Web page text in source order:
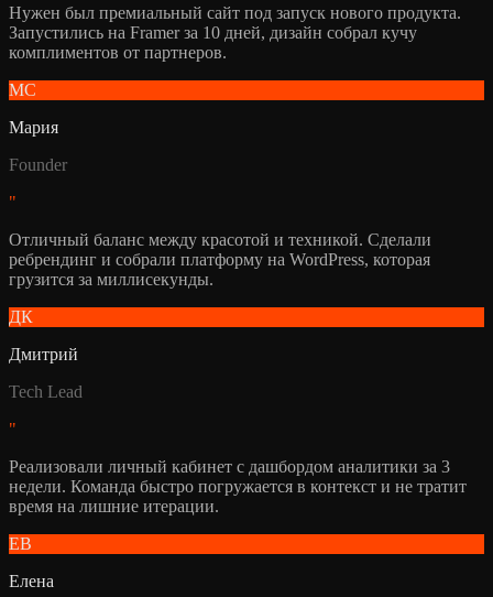
Нужен был премиальный сайт под запуск нового продукта.
Запустились на Framer за 10 дней, дизайн собрал кучу
комплиментов от партнеров.
МС
Мария
Founder
"
Отличный баланс между красотой и техникой. Сделали
ребрендинг и собрали платформу на WordPress, которая
грузится за миллисекунды.
ДК
Дмитрий
Tech Lead
"
Реализовали личный кабинет с дашбордом аналитики за 3
недели. Команда быстро погружается в контекст и не тратит
время на лишние итерации.
ЕВ
Елена